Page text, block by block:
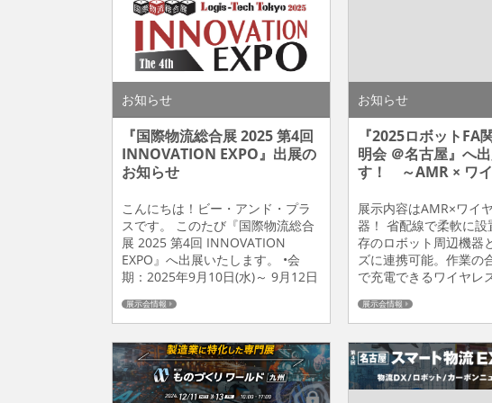
お知らせ
『国際物流総合展 2025 第4回
INNOVATION EXPO』出展の
お知らせ
こんにちは！ビー・アンド・プラ
スです。 このたび『国際物流総合
展 2025 第4回 INNOVATION
EXPO』へ出展いたします。 •会
期：2025年9月10日(水)～ 9月12日
ッグサイト（東京国際展示場）•ブ
ース：東7ホール 7-1007•展示会公
式サイト：https://ie.logis-tech-
tokyo.gr.jp/ 今回はAMRやドロー...
展示会情報
お知らせ
『2025ロボットFA
明会 ＠名古屋』へ
す！ ～AMR × ワ
展示内容はAMR×ワイ
器！ 省配線で柔軟に設
存のロボット周辺機器
ズに連携可能。作業の
で充電できるワイヤレ
止まらない次世代AMR、
KeiganALIをご紹介し
期：2025年7月24日（
16:00•会場：ウインク
知県産業労働センター
展示会情報